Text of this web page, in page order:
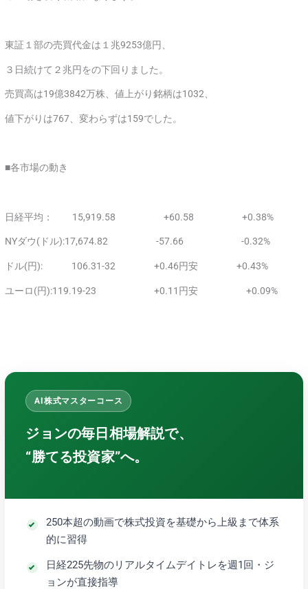
東証１部の売買代金は１兆9253億円、
３日続けて２兆円をの下回りました。
売買高は19億3842万株、値上がり銘柄は1032、
値下がりは767、変わらずは159でした。
■各市場の動き
日経平均： 15,919.58 +60.58 +0.38%
NYダウ(ドル):17,674.82 -57.66 -0.32%
ドル(円): 106.31-32 +0.46円安 +0.43%
ユーロ(円):119.19-23 +0.11円安 +0.09%
AI株式マスターコース
ジョンの毎日相場解説で、
“勝てる投資家”へ。
250本超の動画で株式投資を基礎から上級まで体系
的に習得
日経225先物のリアルタイムデイトレを週1回・ジ
ョンが直接指導